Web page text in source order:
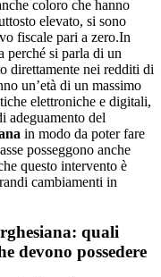
coloro che hanno
elevato, si sono
fiscale pari a zero.In
perché si parla di un
direttamente nei redditi di
un’età di un massimo
elettroniche e digitali,
adeguamento del
in modo da poter fare
posseggono anche
questo intervento è
cambiamenti in
: quali
devono possedere